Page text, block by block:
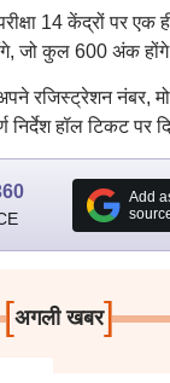
14 केंद्रों पर एक
जो कुल 600 अंक
रजिस्ट्रेशन नंबर,
निर्देश हॉल टिकट पर
Add
[अगली खबर]